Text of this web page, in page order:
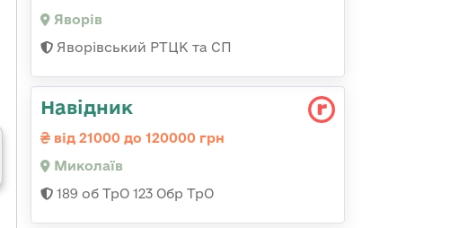
Яворів
Яворівський РТЦК та СП
Навідник
від 21000 до 120000 грн
Миколаїв
189 об ТрО 123 Обр ТрО